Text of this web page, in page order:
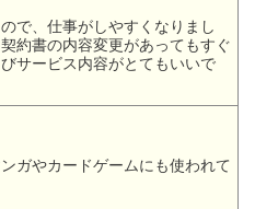
で、仕事がしやすくなりまし
約書の内容変更があってもすぐ
サービス内容がとてもいいで
ガやカードゲームにも使われて